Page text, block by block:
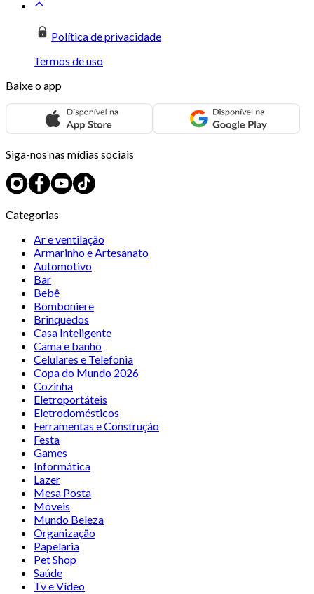
Política de privacidade
Termos de uso
Baixe o app
Siga-nos nas mídias sociais
Categorias
Ar e ventilação
Armarinho e Artesanato
Automotivo
Bar
Bebê
Bomboniere
Brinquedos
Casa Inteligente
Cama e banho
Celulares e Telefonia
Copa do Mundo 2026
Cozinha
Eletroportáteis
Eletrodomésticos
Ferramentas e Construção
Festa
Games
Informática
Lazer
Mesa Posta
Móveis
Mundo Beleza
Organização
Papelaria
Pet Shop
Saúde
Tv e Vídeo